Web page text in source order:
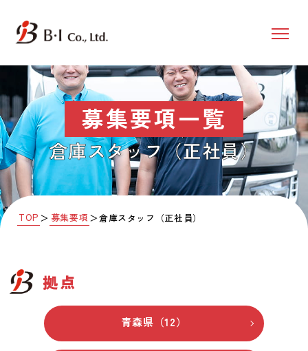
募集要項一覧
倉庫スタッフ（正社員）
TOP ＞ 募集要項 ＞倉庫スタッフ（正社員）
拠点
青森県（12）